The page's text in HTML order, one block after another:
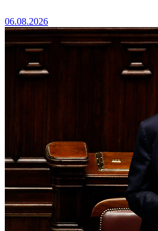
06.08.2026